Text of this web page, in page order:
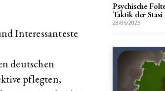
Interessanteste
deutschen
pflegten,
Psychische
Taktik der Stasi
28/06/2025